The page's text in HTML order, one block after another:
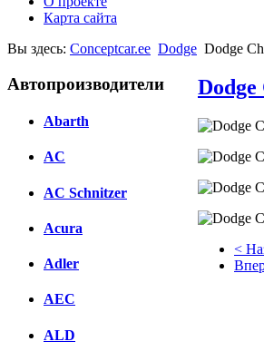
Карта сайта
Вы здесь: Conceptcar.ee Dodge Dodge
Автопроизводители
Abarth
AC
AC Schnitzer
Acura
Adler
AEC
ALD
Dodge
<